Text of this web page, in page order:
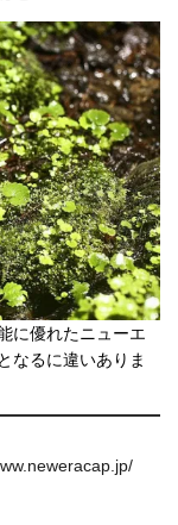
に優れたニューエ
なるに違いありま